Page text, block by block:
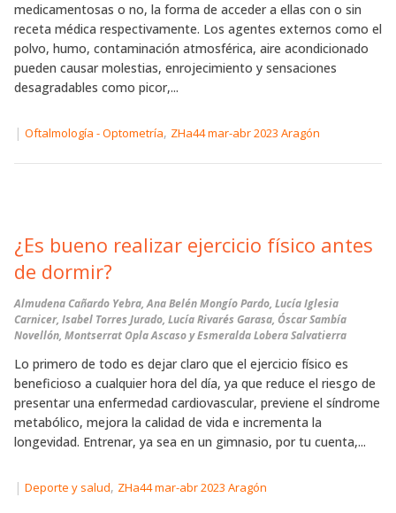
medicamentosas o no, la forma de acceder a ellas con o sin
receta médica respectivamente. Los agentes externos como el
polvo, humo, contaminación atmosférica, aire acondicionado
pueden causar molestias, enrojecimiento y sensaciones
desagradables como picor,...
| Oftalmología - Optometría, ZHa44 mar-abr 2023 Aragón
¿Es bueno realizar ejercicio físico antes
de dormir?
Almudena Cañardo Yebra, Ana Belén Mongío Pardo, Lucía Iglesia
Carnicer, Isabel Torres Jurado, Lucía Rivarés Garasa, Óscar Sambía
Novellón, Montserrat Opla Ascaso y Esmeralda Lobera Salvatierra
Lo primero de todo es dejar claro que el ejercicio físico es
beneficioso a cualquier hora del día, ya que reduce el riesgo de
presentar una enfermedad cardiovascular, previene el síndrome
metabólico, mejora la calidad de vida e incrementa la
longevidad. Entrenar, ya sea en un gimnasio, por tu cuenta,...
| Deporte y salud, ZHa44 mar-abr 2023 Aragón